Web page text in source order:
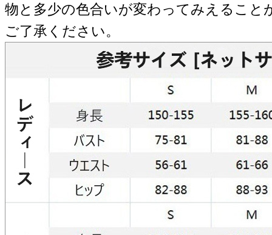
物と多少の色合いが変わってみえること
ご了承ください。